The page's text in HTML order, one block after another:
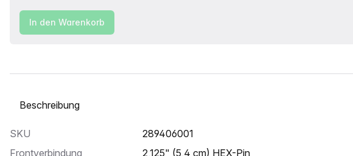
In den Warenkorb
Wählen Sie eine Registerkarte aus
SKU
289406001
Frontverbindung
2,125" (5,4 cm) HEX-Pin